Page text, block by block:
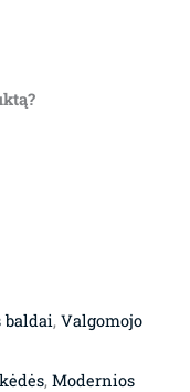
baldai, Valgomojo
, Modernios